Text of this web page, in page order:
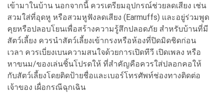
เข้ามาในบ้าน นอกจากนี้ ควรเตรียมอุปกรณ์ช่วยลดเสียง เช่น
สวมใส่ที่อุดหู หรือสวมหูฟังลดเสียง (Earmuffs) และอยู่ร่วมพูด
คุยหรือปลอบโยนเพื่อสร้างความรู้สึกปลอดภัย สำหรับบ้านที่มี
สัตว์เลี้ยง ควรนำสัตว์เลี้ยงเข้ากรงหรือห้องที่ปิดมิดชิดก่อน
เวลา ควรเบี่ยงเบนความสนใจด้วยการเปิดทีวี เปิดเพลง หรือ
หาขนม/ของเล่นชิ้นโปรดให้ ที่สำคัญคือควรใส่ปลอกคอให้
กับสัตว์เลี้ยงโดยติดป้ายชื่อและเบอร์โทรศัพท์ช่องทางติดต่อ
เจ้าของ เผื่อกรณีฉุกเฉิน